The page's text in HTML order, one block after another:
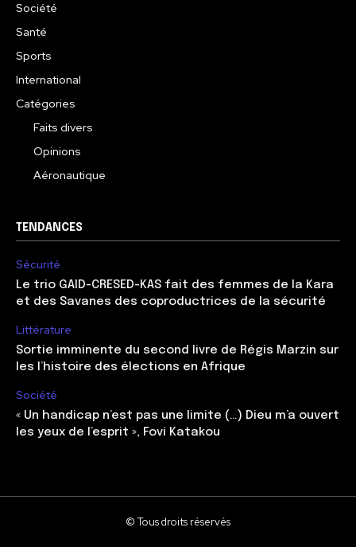
Société
Santé
Sports
International
Catégories
Faits divers
Opinions
Aéronautique
TENDANCES
Sécurité
Le trio GAID-CRESED-KAS fait des femmes de la Kara
et des Savanes des coproductrices de la sécurité
Littérature
Sortie imminente du second livre de Régis Marzin sur
les l’histoire des élections en Afrique
Société
« Un handicap n’est pas une limite (…) Dieu m’a ouvert
les yeux de l’esprit », Fovi Katakou
© Tous droits réservés